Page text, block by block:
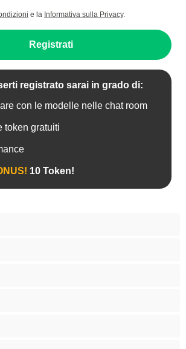
e la Informativa sulla Privacy.
Registrati
registrato sarai in grado di:
con le modelle nelle chat room
token gratuiti
10 Token!